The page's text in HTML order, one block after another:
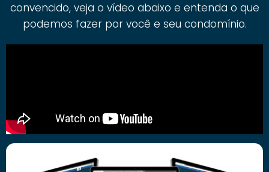
convencido, veja o vídeo abaixo e entenda o que
podemos fazer por você e seu condomínio.